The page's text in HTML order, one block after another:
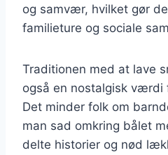
og samvær, hvilket gør
familieture og sociale
Traditionen med at lave
også en nostalgisk værdi
Det minder folk om
man sad omkring bålet
delte historier og nød